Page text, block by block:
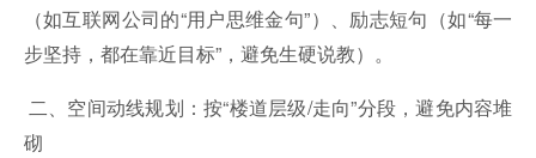
（如互联网公司的“用户思维金句”）、励志短句（如“每一
步坚持，都在靠近目标”，避免生硬说教）。
二、空间动线规划：按“楼道层级/走向”分段，避免内容堆
砌